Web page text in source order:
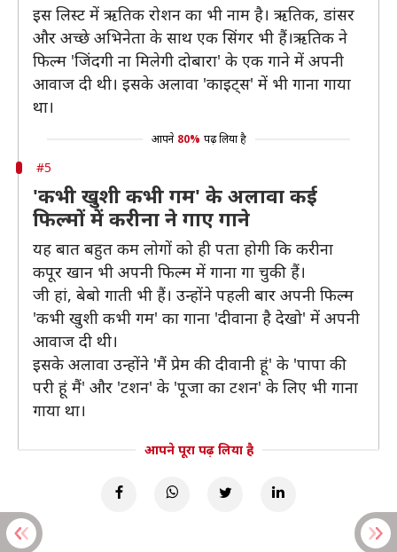
इस लिस्ट में ऋतिक रोशन का भी नाम है। ऋतिक, डांसर
और अच्छे अभिनेता के साथ एक सिंगर भी हैं।ऋतिक ने
फिल्म 'जिंदगी ना मिलेगी दोबारा' के एक गाने में अपनी
आवाज दी थी। इसके अलावा 'काइट्स' में भी गाना गाया
था।
आपने 80% पढ़ लिया है
#5
'कभी खुशी कभी गम' के अलावा कई
फिल्मों में करीना ने गाए गाने
यह बात बहुत कम लोगों को ही पता होगी कि करीना
कपूर खान भी अपनी फिल्म में गाना गा चुकी हैं।
जी हां, बेबो गाती भी हैं। उन्होंने पहली बार अपनी फिल्म
'कभी खुशी कभी गम' का गाना 'दीवाना है देखो' में अपनी
आवाज दी थी।
इसके अलावा उन्होंने 'मैं प्रेम की दीवानी हूं' के 'पापा की
परी हूं मैं' और 'टशन' के 'पूजा का टशन' के लिए भी गाना
गाया था।
आपने पूरा पढ़ लिया है